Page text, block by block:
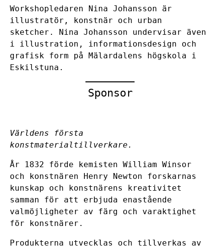
Workshopledaren Nina Johansson är
illustratör, konstnär och urban
sketcher. Nina Johansson undervisar även
i illustration, informationsdesign och
grafisk form på Mälardalens högskola i
Eskilstuna.
Sponsor
Världens första
konstmaterialtillverkare.
År 1832 förde kemisten William Winsor
och konstnären Henry Newton forskarnas
kunskap och konstnärens kreativitet
samman för att erbjuda enastående
valmöjligheter av färg och varaktighet
för konstnärer.
Produkterna utvecklas och tillverkas av